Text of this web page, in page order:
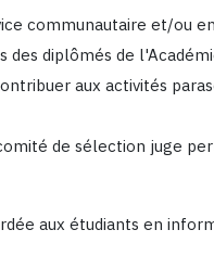
communautaire et/ou
diplômés de
aux activités
de sélection juge
aux étudiants en